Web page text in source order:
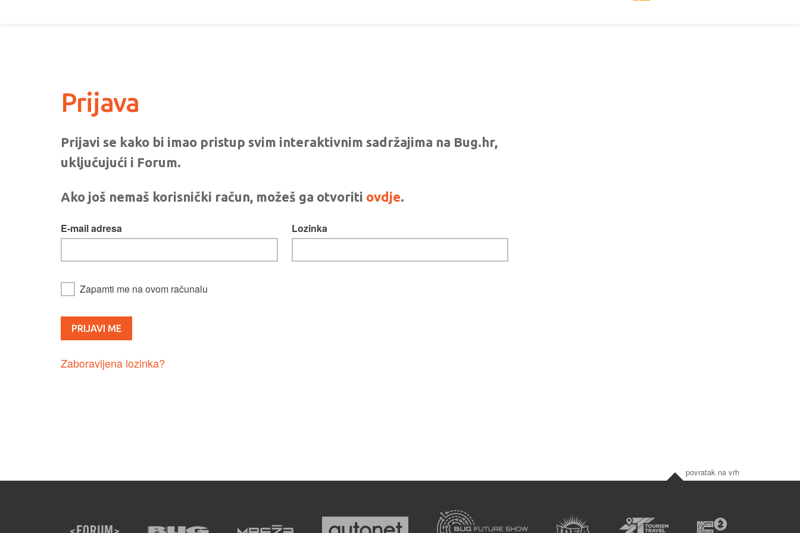
Prijava
Prijavi se kako bi imao pristup svim interaktivnim sadržajima na Bug.hr,
uključujući i Forum.
Ako još nemaš korisnički račun, možeš ga otvoriti ovdje.
E-mail adresa Lozinka
Zapamti me na ovom računalu
Zaboravljena lozinka?
povratak na vrh